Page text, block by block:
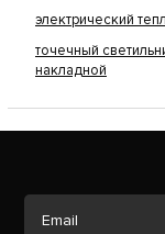
электрический
точечный
накладной